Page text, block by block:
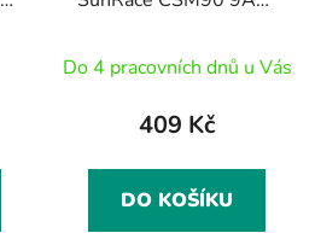
Do 4 pracovních dnů u Vás
409 Kč
DO KOŠÍKU